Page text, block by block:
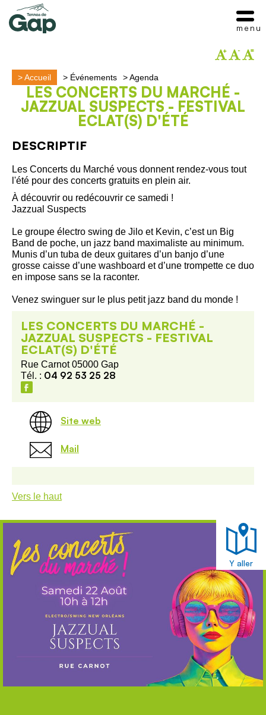
>Accueil > Événements >Agenda
LES CONCERTS DU MARCHÉ -
JAZZUAL SUSPECTS - FESTIVAL
ECLAT(S) D'ÉTÉ
DESCRIPTIF
Les Concerts du Marché vous donnent rendez-vous tout
l'été pour des concerts gratuits en plein air.
À découvrir ou redécouvrir ce samedi !
Jazzual Suspects
Le groupe électro swing de Jilo et Kevin, c’est un Big
Band de poche, un jazz band maximaliste au minimum.
Munis d’un tuba de deux guitares d’un banjo d’une
grosse caisse d’une washboard et d’une trompette ce duo
en impose sans se la raconter.
Venez swinguer sur le plus petit jazz band du monde !
LES CONCERTS DU MARCHÉ -
JAZZUAL SUSPECTS - FESTIVAL
ECLAT(S) D'ÉTÉ
Rue Carnot 05000 Gap
Tél. : 04 92 53 25 28
Site web
Mail
Vers le haut
Y aller
menu